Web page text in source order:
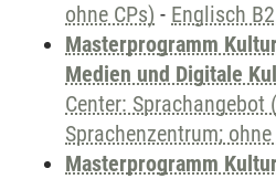
ohne CPs) - Englisch
Masterprogramm
Medien und Digitale
Center: Sprachangebot
Sprachenzentrum; ohne
Masterprogramm